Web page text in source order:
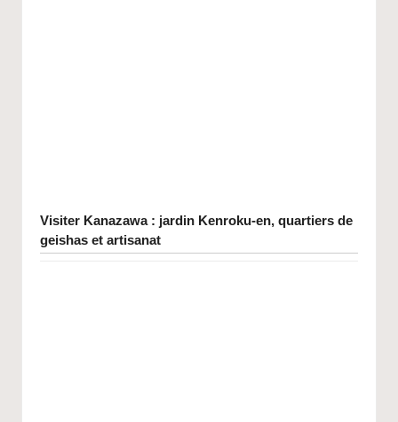
Visiter Kanazawa : jardin Kenroku-en, quartiers de
geishas et artisanat